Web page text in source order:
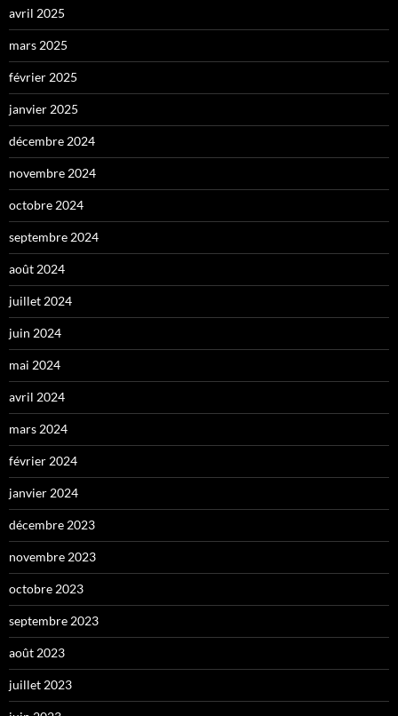
avril 2025
mars 2025
février 2025
janvier 2025
décembre 2024
novembre 2024
octobre 2024
septembre 2024
août 2024
juillet 2024
juin 2024
mai 2024
avril 2024
mars 2024
février 2024
janvier 2024
décembre 2023
novembre 2023
octobre 2023
septembre 2023
août 2023
juillet 2023